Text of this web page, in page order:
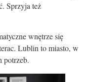
Sprzyja też
wnętrze się
Lublin to miasto, w
potrzeb.